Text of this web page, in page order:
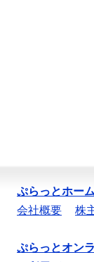
ぷらっとホー
会社概要
株
ぷらっとオン